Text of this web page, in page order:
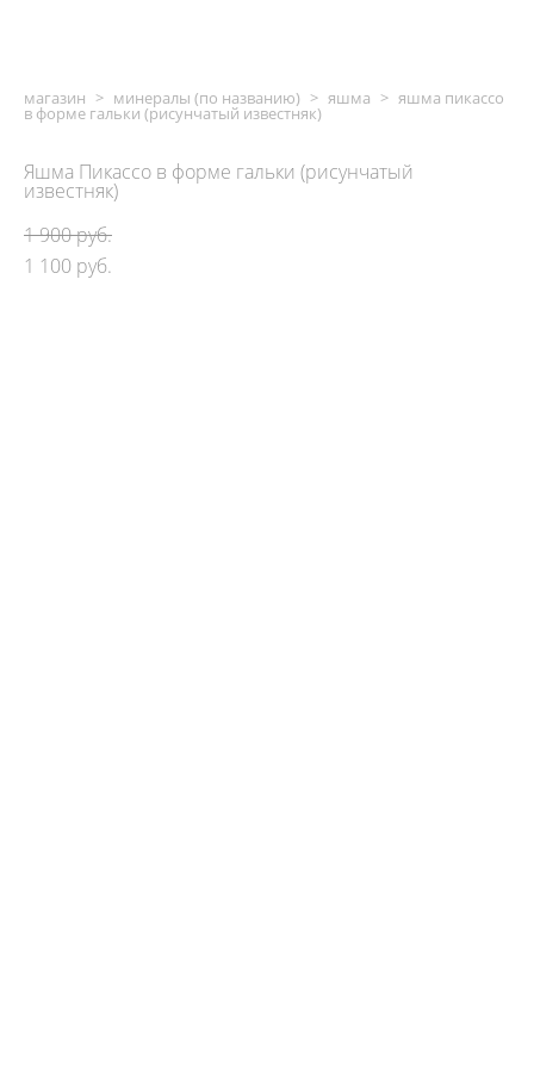
магазин > минералы (по названию) > яшма > яшма пикассо
в форме гальки (рисунчатый известняк)
Яшма Пикассо в форме гальки (рисунчатый
известняк)
1 900 pуб.
1 100 pуб.